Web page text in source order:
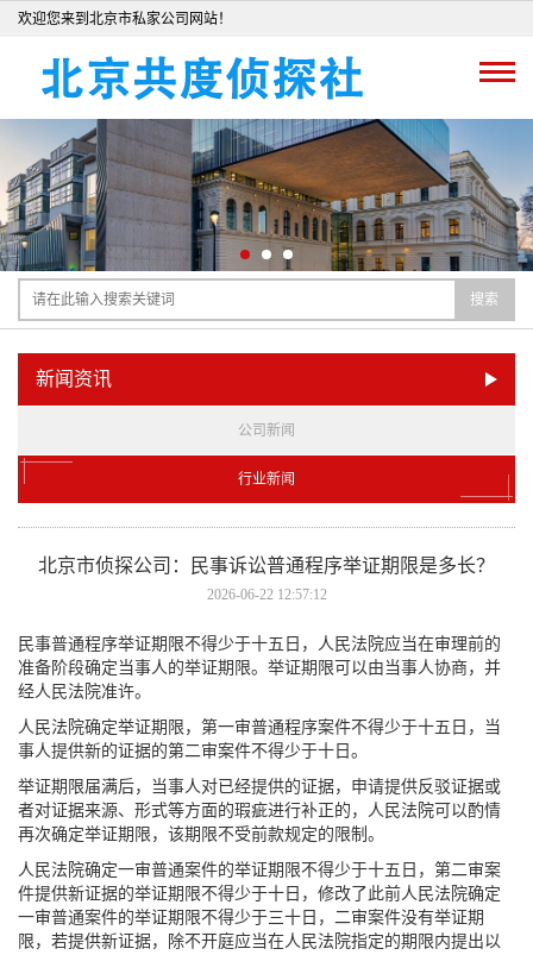
欢迎您来到北京市私家公司网站！
搜索
新闻资讯
公司新闻
行业新闻
北京市侦探公司： 民事诉讼普通程序举证期限是多长？
2026-06-22 12:57:12
民事普通程序举证期限不得少于十五日，人民法院应当在审理前的
准备阶段确定当事人的举证期限。举证期限可以由当事人协商，并
经人民法院准许。
人民法院确定举证期限，第一审普通程序案件不得少于十五日，当
事人提供新的证据的第二审案件不得少于十日。
举证期限届满后，当事人对已经提供的证据，申请提供反驳证据或
者对证据来源、形式等方面的瑕疵进行补正的，人民法院可以酌情
再次确定举证期限，该期限不受前款规定的限制。
人民法院确定一审普通案件的举证期限不得少于十五日，第二审案
件提供新证据的举证期限不得少于十日，修改了此前人民法院确定
一审普通案件的举证期限不得少于三十日，二审案件没有举证期
限，若提供新证据，除不开庭应当在人民法院指定的期限内提出以